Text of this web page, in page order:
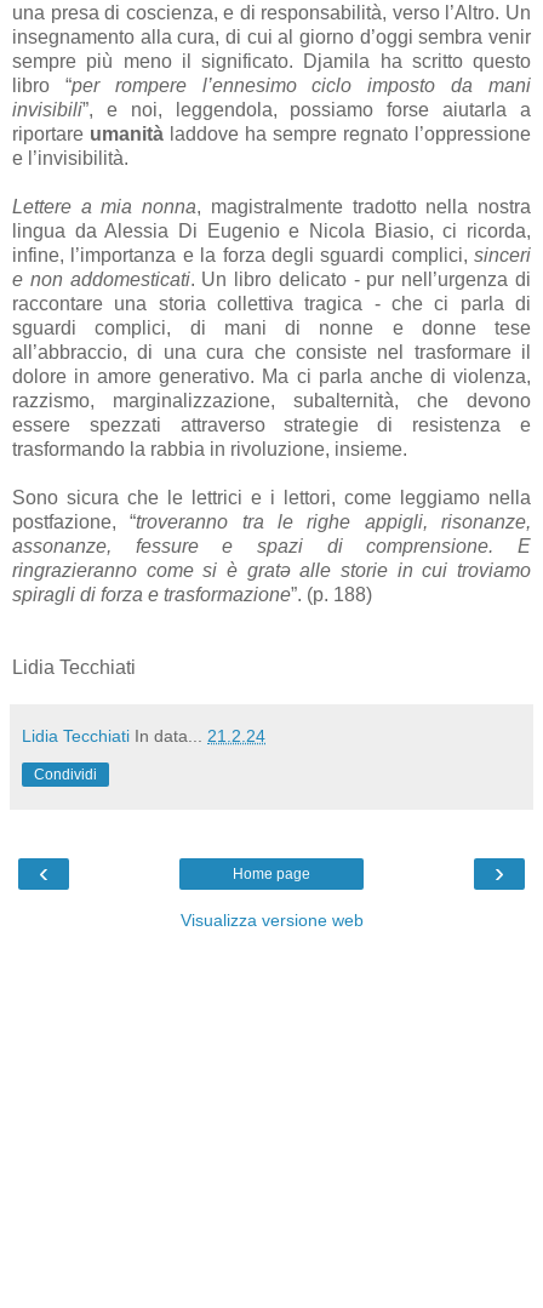
una presa di coscienza, e di responsabilità, verso l’Altro. Un
insegnamento alla cura, di cui al giorno d’oggi sembra venir
sempre più meno il significato. Djamila ha scritto questo
libro “per rompere l’ennesimo ciclo imposto da mani
invisibili”, e noi, leggendola, possiamo forse aiutarla a
riportare umanità laddove ha sempre regnato l’oppressione
e l’invisibilità.
Lettere a mia nonna, magistralmente tradotto nella nostra
lingua da Alessia Di Eugenio e Nicola Biasio, ci ricorda,
infine, l’importanza e la forza degli sguardi complici, sinceri
e non addomesticati. Un libro delicato - pur nell’urgenza di
raccontare una storia collettiva tragica - che ci parla di
sguardi complici, di mani di nonne e donne tese
all’abbraccio, di una cura che consiste nel trasformare il
dolore in amore generativo. Ma ci parla anche di violenza,
razzismo, marginalizzazione, subalternità, che devono
essere spezzati attraverso strategie di resistenza e
trasformando la rabbia in rivoluzione, insieme.
Sono sicura che le lettrici e i lettori, come leggiamo nella
postfazione, “troveranno tra le righe appigli, risonanze,
assonanze, fessure e spazi di comprensione. E
ringrazieranno come si è gratə alle storie in cui troviamo
spiragli di forza e trasformazione”. (p. 188)
Lidia Tecchiati
Lidia Tecchiati In data... 21.2.24
Condividi
‹ ›
Home page
Visualizza versione web